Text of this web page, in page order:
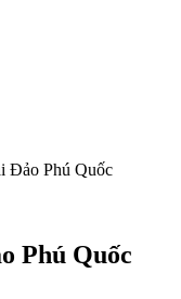
Đảo Phú Quốc
Phú Quốc